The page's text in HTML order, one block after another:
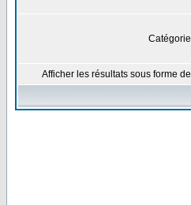
Afficher les résultats sous forme